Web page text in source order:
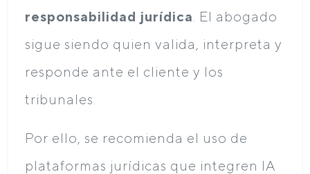
responsabilidad jurídica . El abogado
sigue siendo quien valida, interpreta y
responde ante el cliente y los
tribunales.
Por ello, se recomienda el uso de
plataformas jurídicas que integren IA